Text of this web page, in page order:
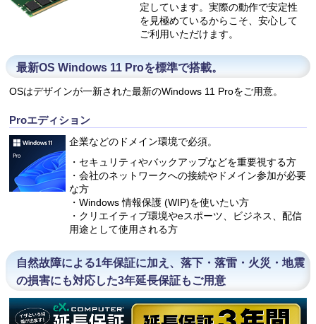
定しています。実際の動作で安定性
を見極めているからこそ、安心して
ご利用いただけます。
最新OS Windows 11 Proを標準で搭載。
OSはデザインが一新された最新のWindows 11 Proをご用意。
Proエディション
企業などのドメイン環境で必須。
・セキュリティやバックアップなどを重要視する方
・会社のネットワークへの接続やドメイン参加が必要
な方
・Windows 情報保護 (WIP)を使いたい方
・クリエイティブ環境やeスポーツ、ビジネス、配信
用途として使用される方
自然故障による1年保証に加え、落下・落雷・火災・地震
の損害にも対応した3年延長保証もご用意